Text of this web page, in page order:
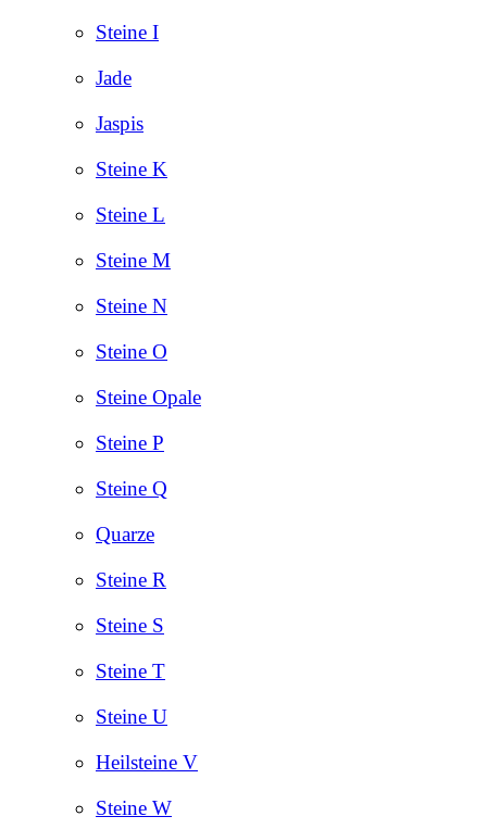
Steine I
Jade
Jaspis
Steine K
Steine L
Steine M
Steine N
Steine O
Steine Opale
Steine P
Steine Q
Quarze
Steine R
Steine S
Steine T
Steine U
Heilsteine V
Steine W